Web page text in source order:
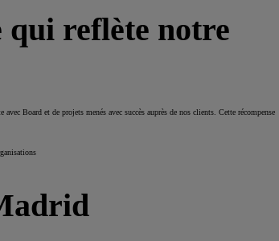
qui reflète notre
Board et de projets menés avec succès auprès de nos clients. Cette récompense